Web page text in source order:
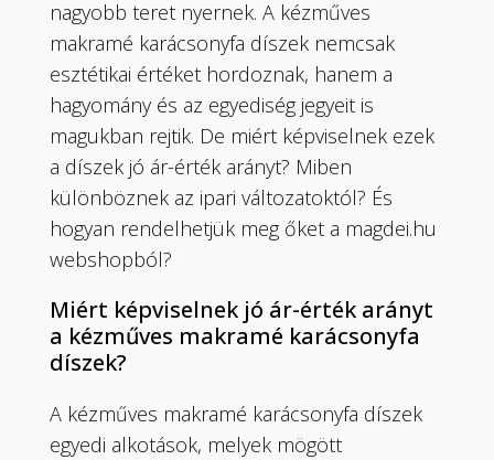
ki
nagyobb teret nyernek. A kézműves
makramé karácsonyfa díszek nemcsak
esztétikai értéket hordoznak, hanem a
hagyomány és az egyediség jegyeit is
magukban rejtik. De miért képviselnek ezek
a díszek jó ár-érték arányt? Miben
különböznek az ipari változatoktól? És
hogyan rendelhetjük meg őket a magdei.hu
webshopból?
Miért képviselnek jó ár-érték arányt
a kézműves makramé karácsonyfa
díszek?
A kézműves makramé karácsonyfa díszek
egyedi alkotások, melyek mögött